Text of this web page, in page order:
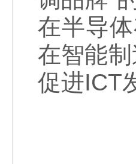
在半导
在智能
促进ICT